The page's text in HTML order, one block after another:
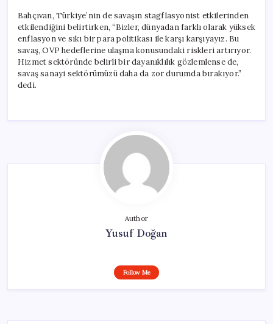
Bahçıvan, Türkiye’nin de savaşın stagflasyonist etkilerinden
etkilendiğini belirtirken, “Bizler, dünyadan farklı olarak yüksek
enflasyon ve sıkı bir para politikası ile karşı karşıyayız. Bu
savaş, OVP hedeflerine ulaşma konusundaki riskleri artırıyor.
Hizmet sektöründe belirli bir dayanıklılık gözlemlense de,
savaş sanayi sektörümüzü daha da zor durumda bırakıyor.”
dedi.
Author
Yusuf Doğan
Follow Me